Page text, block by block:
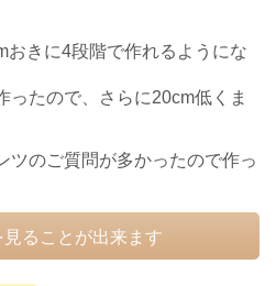
おきに4段階で作れるようにな
ったので、さらに20cm低くま
ツのご質問が多かったので作っ
ることが出来ます